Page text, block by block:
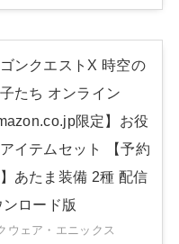
ゴンクエストX 時空の
たち オンライン
限定】お役
イテムセット 【予約
あたま装備 2種 配信
ンロード版
ウェア・エニックス